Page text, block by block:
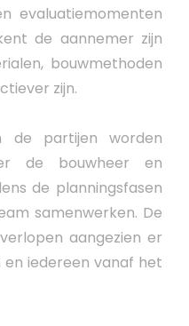
evaluatiemomenten
de aannemer zijn
bouwmethoden
zijn.
de partijen worden
de bouwheer en
de planningsfasen
samenwerken. De
aangezien er
en iedereen vanaf het